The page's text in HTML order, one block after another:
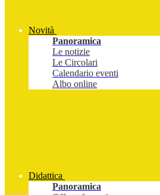
Novità
Panoramica
Le notizie
Le Circolari
Calendario eventi
Albo online
Didattica
Panoramica